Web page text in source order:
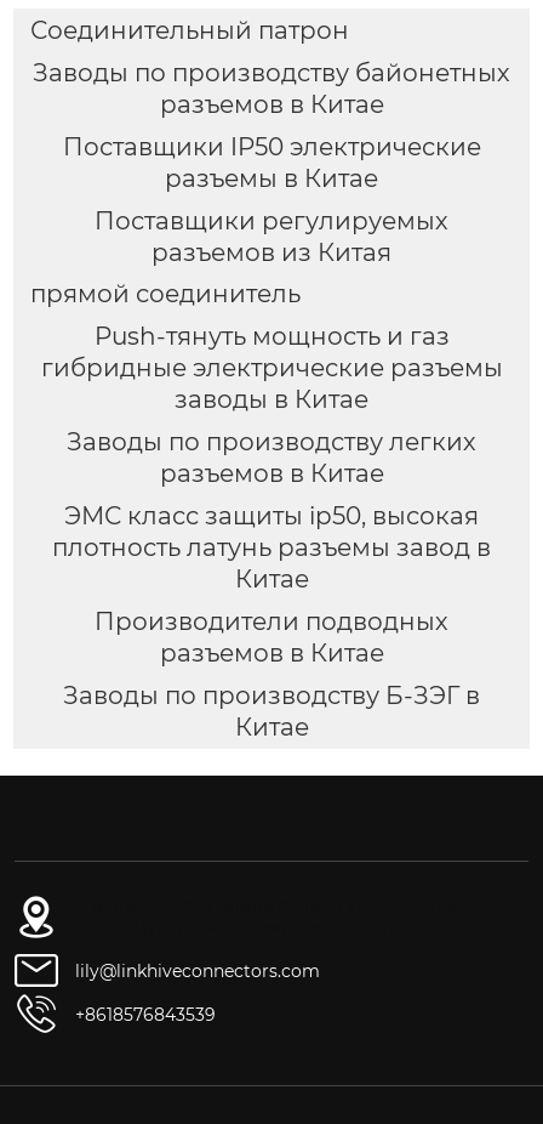
Соединительный патрон
Заводы по производству байонетных
разъемов в Китае
Поставщики IP50 электрические
разъемы в Китае
Поставщики регулируемых
разъемов из Китая
прямой соединитель
Push-тянуть мощность и газ
гибридные электрические разъемы
заводы в Китае
Заводы по производству легких
разъемов в Китае
ЭМС класс защиты ip50, высокая
плотность латунь разъемы завод в
Китае
Производители подводных
разъемов в Китае
Заводы по производству Б-ЗЭГ в
Китае
lily@linkhiveconnectors.com
+8618576843539